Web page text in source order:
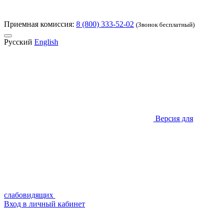
Приемная комиссия: 8 (800) 333-52-02 (Звонок бесплатный)
Русский English
Версия для
слабовидящих
Вход в личный кабинет